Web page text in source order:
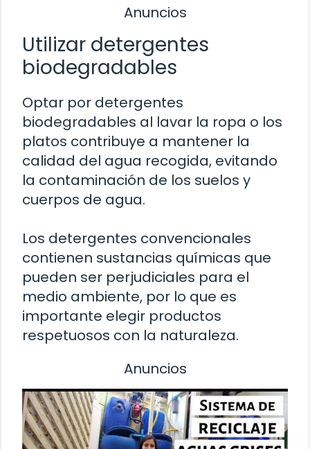
Anuncios
Utilizar detergentes
biodegradables
Optar por detergentes
biodegradables al lavar la ropa o los
platos contribuye a mantener la
calidad del agua recogida, evitando
la contaminación de los suelos y
cuerpos de agua.
Los detergentes convencionales
contienen sustancias químicas que
pueden ser perjudiciales para el
medio ambiente, por lo que es
importante elegir productos
respetuosos con la naturaleza.
Anuncios